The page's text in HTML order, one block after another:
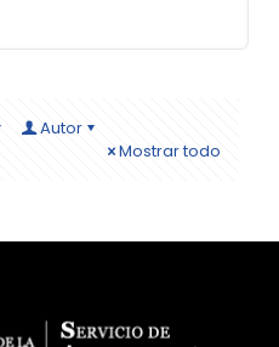
Autor
Mostrar todo